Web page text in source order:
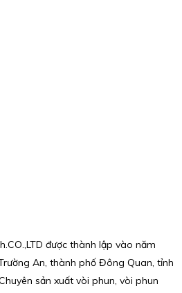
được thành lập vào năm
An, thành phố Đông Quan, tỉnh
sản xuất vòi phun, vòi phun